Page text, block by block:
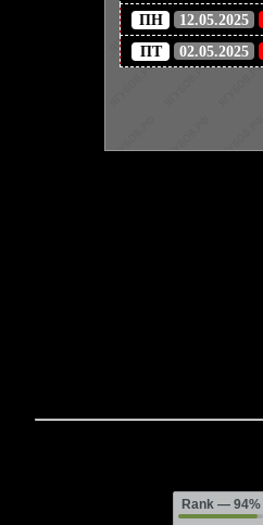
ПН 12.05.2025
ПТ 02.05.2025
Rank— 94%